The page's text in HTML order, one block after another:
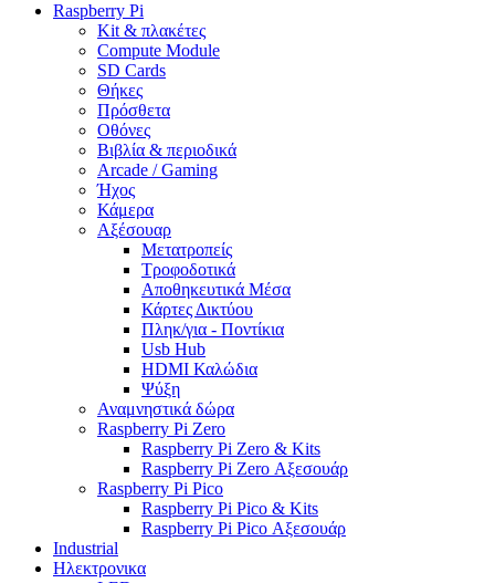
Raspberry Pi
Kit & πλακέτες
Compute Module
SD Cards
Θήκες
Πρόσθετα
Οθόνες
Βιβλία & περιοδικά
Arcade / Gaming
Ήχος
Κάμερα
Αξέσουαρ
Μετατροπείς
Τροφοδοτικά
Αποθηκευτικά Μέσα
Κάρτες Δικτύου
Πληκ/για - Ποντίκια
Usb Hub
HDMI Καλώδια
Ψύξη
Αναμνηστικά δώρα
Raspberry Pi Zero
Raspberry Pi Zero & Kits
Raspberry Pi Zero Αξεσουάρ
Raspberry Pi Pico
Raspberry Pi Pico & Kits
Raspberry Pi Pico Αξεσουάρ
Industrial
Ηλεκτρονικα